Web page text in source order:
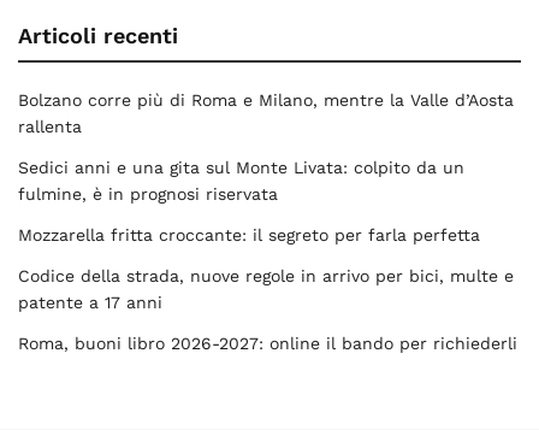
Articoli recenti
Bolzano corre più di Roma e Milano, mentre la Valle d’Aosta
rallenta
Sedici anni e una gita sul Monte Livata: colpito da un
fulmine, è in prognosi riservata
Mozzarella fritta croccante: il segreto per farla perfetta
Codice della strada, nuove regole in arrivo per bici, multe e
patente a 17 anni
Roma, buoni libro 2026-2027: online il bando per richiederli